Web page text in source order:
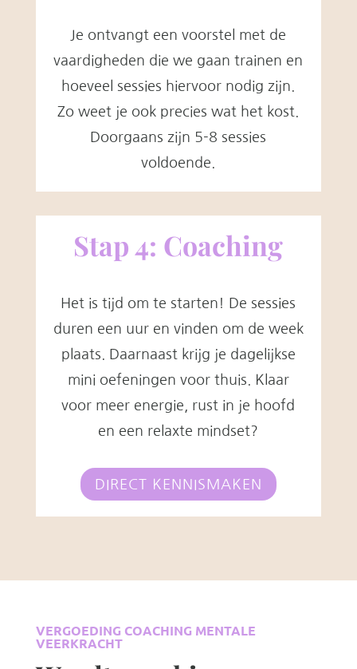
Je ontvangt een voorstel met de
vaardigheden die we gaan trainen en
hoeveel sessies hiervoor nodig zijn.
Zo weet je ook precies wat het kost.
Doorgaans zijn 5-8 sessies
voldoende.
Stap 4: Coaching
Het is tijd om te starten! De sessies
duren een uur en vinden om de week
plaats. Daarnaast krijg je dagelijkse
mini oefeningen voor thuis. Klaar
voor meer energie, rust in je hoofd
en een relaxte mindset?
DIRECT KENNISMAKEN
VERGOEDING COACHING MENTALE
VEERKRACHT